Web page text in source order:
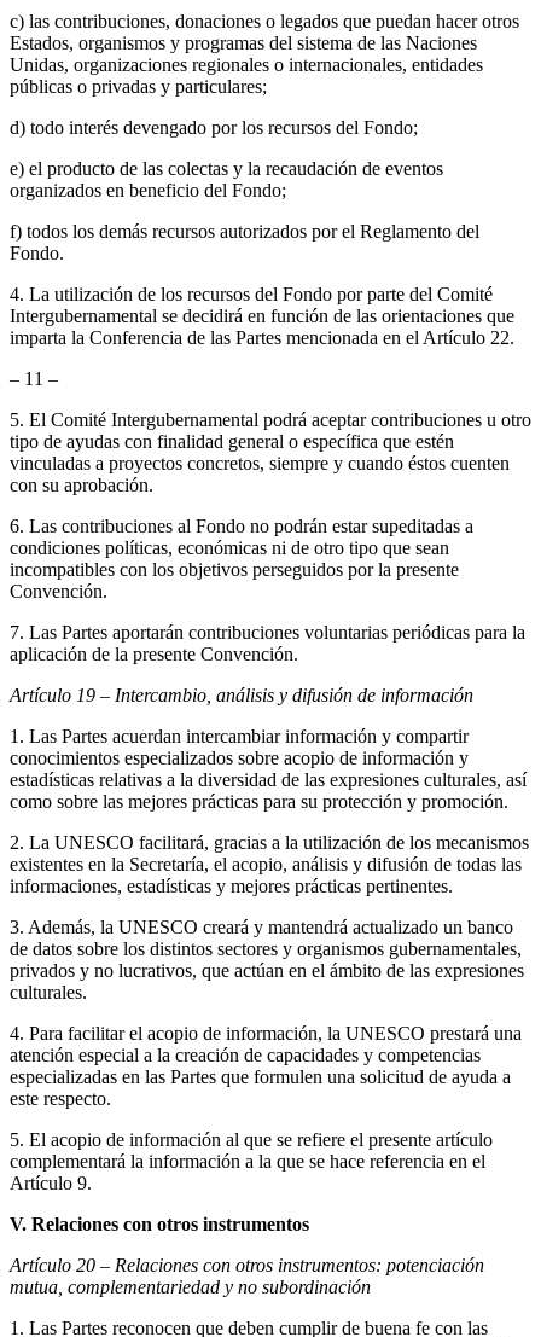
c) las contribuciones, donaciones o legados que puedan hacer otros
Estados, organismos y programas del sistema de las Naciones
Unidas, organizaciones regionales o internacionales, entidades
públicas o privadas y particulares;
d) todo interés devengado por los recursos del Fondo;
e) el producto de las colectas y la recaudación de eventos
organizados en beneficio del Fondo;
f) todos los demás recursos autorizados por el Reglamento del
Fondo.
4. La utilización de los recursos del Fondo por parte del Comité
Intergubernamental se decidirá en función de las orientaciones que
imparta la Conferencia de las Partes mencionada en el Artículo 22.
– 11 –
5. El Comité Intergubernamental podrá aceptar contribuciones u otro
tipo de ayudas con finalidad general o específica que estén
vinculadas a proyectos concretos, siempre y cuando éstos cuenten
con su aprobación.
6. Las contribuciones al Fondo no podrán estar supeditadas a
condiciones políticas, económicas ni de otro tipo que sean
incompatibles con los objetivos perseguidos por la presente
Convención.
7. Las Partes aportarán contribuciones voluntarias periódicas para la
aplicación de la presente Convención.
Artículo 19 – Intercambio, análisis y difusión de información
1. Las Partes acuerdan intercambiar información y compartir
conocimientos especializados sobre acopio de información y
estadísticas relativas a la diversidad de las expresiones culturales, así
como sobre las mejores prácticas para su protección y promoción.
2. La UNESCO facilitará, gracias a la utilización de los mecanismos
existentes en la Secretaría, el acopio, análisis y difusión de todas las
informaciones, estadísticas y mejores prácticas pertinentes.
3. Además, la UNESCO creará y mantendrá actualizado un banco
de datos sobre los distintos sectores y organismos gubernamentales,
privados y no lucrativos, que actúan en el ámbito de las expresiones
culturales.
4. Para facilitar el acopio de información, la UNESCO prestará una
atención especial a la creación de capacidades y competencias
especializadas en las Partes que formulen una solicitud de ayuda a
este respecto.
5. El acopio de información al que se refiere el presente artículo
complementará la información a la que se hace referencia en el
Artículo 9.
V. Relaciones con otros instrumentos
Artículo 20 – Relaciones con otros instrumentos: potenciación
mutua, complementariedad y no subordinación
1. Las Partes reconocen que deben cumplir de buena fe con las